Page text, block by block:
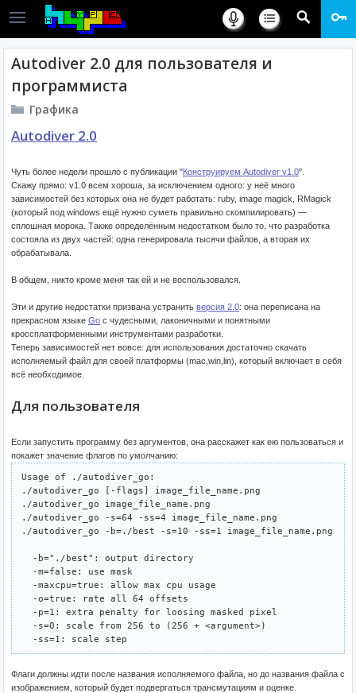
Autodiver 2.0 для пользователя и
программиста
Графика
Autodiver 2.0
Чуть более недели прошло с публикации "Конструируем Autodiver v1.0".
Скажу прямо: v1.0 всем хороша, за исключением одного: у неё много
зависимостей без которых она не будет работать: ruby, image magick, RMagick
(который под windows ещё нужно суметь правильно скомпилировать) —
сплошная морока. Также определённым недостатком было то, что разработка
состояла из двух частей: одна генерировала тысячи файлов, а вторая их
обрабатывала.
В общем, никто кроме меня так ей и не воспользовался.
Эти и другие недостатки призвана устранить версия 2.0: она переписана на
прекрасном языке Go с чудесными, лаконичными и понятными
кроссплатформенными инструментами разработки.
Теперь зависимостей нет вовсе: для использования достаточно скачать
исполняемый файл для своей платформы (mac,win,lin), который включает в себя
всё необходимое.
Для пользователя
Если запустить программу без аргументов, она расскажет как ею пользоваться и
покажет значение флагов по умолчанию:
Usage of ./autodiver_go:
./autodiver_go [-flags] image_file_name.png
./autodiver_go image_file_name.png
./autodiver_go -s=64 -ss=4 image_file_name.png
./autodiver_go -b=./best -s=10 -ss=1 image_file_name.png
  -b="./best": output directory
  -m=false: use mask
  -maxcpu=true: allow max cpu usage
  -o=true: rate all 64 offsets
  -p=1: extra penalty for loosing masked pixel
  -s=0: scale from 256 to (256 + <argument>)
Флаги должны идти после названия исполняемого файла, но до названия файла с
изображением, который будет подвергаться трансмутациям и оценке.